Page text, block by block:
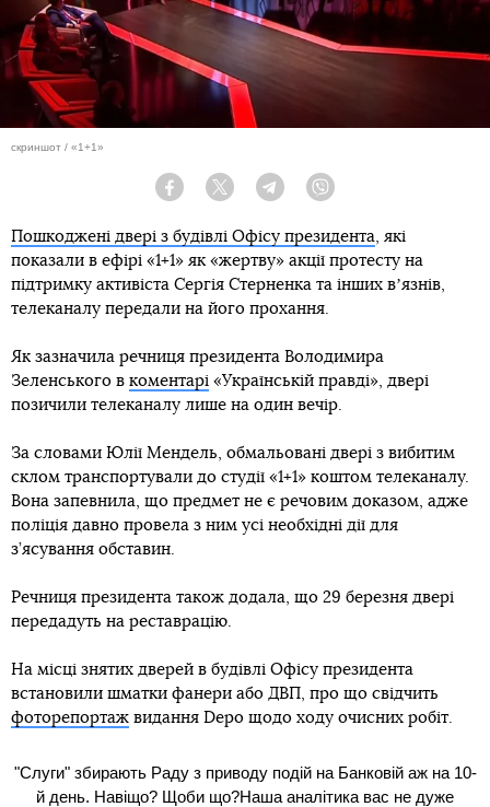
скриншот / «1+1»
Facebook Twitter Telegram
Пошкоджені двері з будівлі Офісу президента, які
показали в ефірі «1+1» як «жертву» акції протесту на
підтримку активіста Сергія Стерненка та інших вʼязнів,
телеканалу передали на його прохання.
Як зазначила речниця президента Володимира
Зеленського в коментарі «Українській правді», двері
позичили телеканалу лише на один вечір.
За словами Юлії Мендель, обмальовані двері з вибитим
склом транспортували до студії «1+1» коштом телеканалу.
Вона запевнила, що предмет не є речовим доказом, адже
поліція давно провела з ним усі необхідні дії для
з’ясування обставин.
Речниця президента також додала, що 29 березня двері
передадуть на реставрацію.
На місці знятих дверей в будівлі Офісу президента
встановили шматки фанери або ДВП, про що свідчить
фоторепортаж видання Depo щодо ходу очисних робіт.
"Слуги" збирають Раду з приводу подій на Банковій аж на 10-
й день. Навіщо? Щоби що?Наша аналітика вас не дуже